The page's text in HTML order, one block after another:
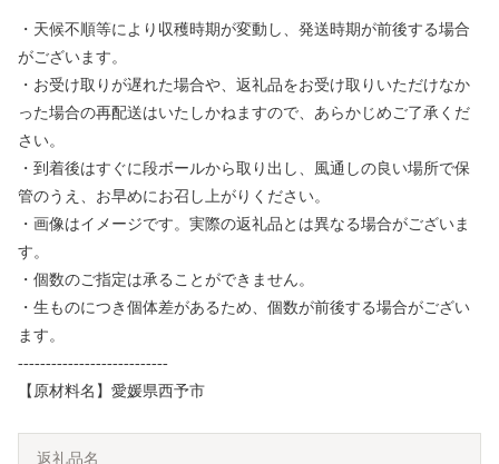
・天候不順等により収穫時期が変動し、発送時期が前後する場合
がございます。
・お受け取りが遅れた場合や、返礼品をお受け取りいただけなか
った場合の再配送はいたしかねますので、あらかじめご了承くだ
さい。
・到着後はすぐに段ボールから取り出し、風通しの良い場所で保
管のうえ、お早めにお召し上がりください。
・画像はイメージです。実際の返礼品とは異なる場合がございま
す。
・個数のご指定は承ることができません。
・生ものにつき個体差があるため、個数が前後する場合がござい
ます。
---------------------------
【原材料名】愛媛県西予市
返礼品名